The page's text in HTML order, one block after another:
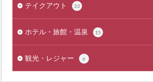
テイクアウト 33
ホテル・旅館・温泉 15
観光・レジャー 6